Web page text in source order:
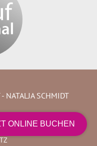
NATALJA SCHMIDT
ONLINE BUCHEN